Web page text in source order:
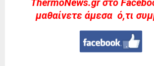
μαθαίνετε άμεσα ό,τι